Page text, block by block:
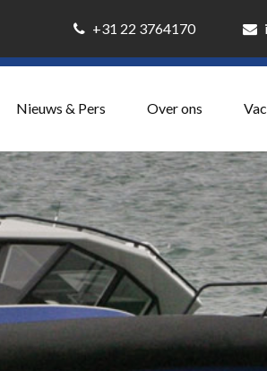
+31 22 3764170
Nieuws & Pers Over ons